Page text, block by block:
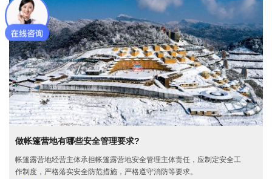
做帐篷营地有哪些安全管理要求?
帐篷露营地经营主体承担帐篷露营地安全管理主体责任，应制定安全工
作制度，严格落实安全防范措施，严格遵守消防等要求。